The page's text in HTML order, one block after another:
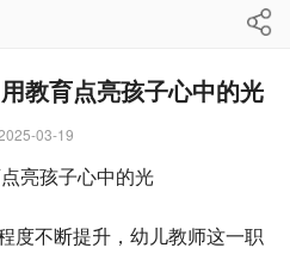
教育点亮孩子心中的光
03-19
亮孩子心中的光
度不断提升，幼儿教师这一职